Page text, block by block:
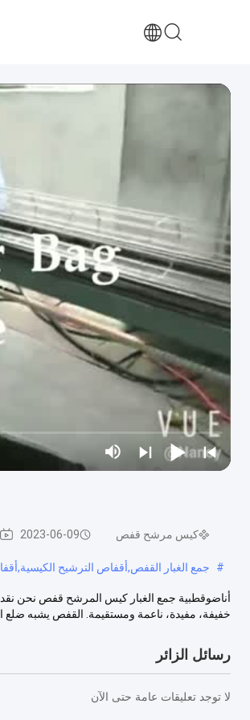
كيس مرشح قفص 2023-06-09
# جمع الغبار القفص,أقفاص الترشيح
أناضوقطبية جمع الغبار كيس المرشح قفص نحن
خفيفة، مفيدة، ناعمة ومستقيمة. القفص يشبه ضلع
رسائل الزائر
لا توجد تعليقات عامة حتى الآن